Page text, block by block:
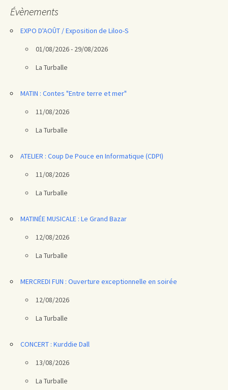
Évènements
EXPO D'AOÛT / Exposition de Liloo-S
01/08/2026 - 29/08/2026
La Turballe
MATIN : Contes "Entre terre et mer"
11/08/2026
La Turballe
ATELIER : Coup De Pouce en Informatique (CDPI)
11/08/2026
La Turballe
MATINÉE MUSICALE : Le Grand Bazar
12/08/2026
La Turballe
MERCREDI FUN : Ouverture exceptionnelle en soirée
12/08/2026
La Turballe
CONCERT : Kurddie Dall
13/08/2026
La Turballe